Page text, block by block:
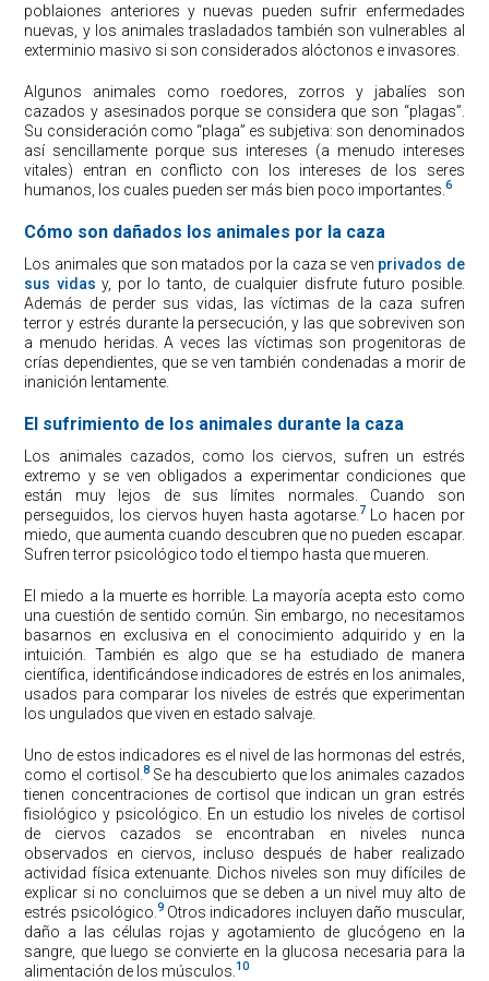
poblaiones anteriores y nuevas pueden sufrir enfermedades
nuevas, y los animales trasladados también son vulnerables al
exterminio masivo si son considerados alóctonos e invasores.
Algunos animales como roedores, zorros y jabalíes son
cazados y asesinados porque se considera que son “plagas”.
Su consideración como “plaga” es subjetiva: son denominados
así sencillamente porque sus intereses (a menudo intereses
vitales) entran en conflicto con los intereses de los seres
humanos, los cuales pueden ser más bien poco importantes.6
Cómo son dañados los animales por la caza
Los animales que son matados por la caza se ven privados de
sus vidas y, por lo tanto, de cualquier disfrute futuro posible.
Además de perder sus vidas, las víctimas de la caza sufren
terror y estrés durante la persecución, y las que sobreviven son
a menudo heridas. A veces las víctimas son progenitoras de
crías dependientes, que se ven también condenadas a morir de
inanición lentamente.
El sufrimiento de los animales durante la caza
Los animales cazados, como los ciervos, sufren un estrés
extremo y se ven obligados a experimentar condiciones que
están muy lejos de sus límites normales. Cuando son
perseguidos, los ciervos huyen hasta agotarse. 7
Lo hacen por
miedo, que aumenta cuando descubren que no pueden escapar.
Sufren terror psicológico todo el tiempo hasta que mueren.
El miedo a la muerte es horrible. La mayoría acepta esto como
una cuestión de sentido común. Sin embargo, no necesitamos
basarnos en exclusiva en el conocimiento adquirido y en la
intuición. También es algo que se ha estudiado de manera
científica, identificándose indicadores de estrés en los animales,
usados para comparar los niveles de estrés que experimentan
los ungulados que viven en estado salvaje.
Uno de estos indicadores es el nivel de las hormonas del estrés,
como el cortisol. 8Se ha descubierto que los animales cazados
tienen concentraciones de cortisol que indican un gran estrés
fisiológico y psicológico. En un estudio los niveles de cortisol
de ciervos cazados se encontraban en niveles nunca
observados en ciervos, incluso después de haber realizado
actividad física extenuante. Dichos niveles son muy difíciles de
explicar si no concluimos que se deben a un nivel muy alto de
estrés psicológico. 9Otros indicadores incluyen daño muscular,
daño a las células rojas y agotamiento de glucógeno en la
sangre, que luego se convierte en la glucosa necesaria para la
alimentación de los músculos. 10